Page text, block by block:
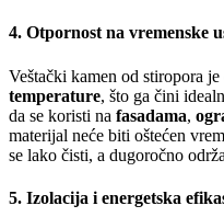
4. Otpornost na vremenske
Veštački kamen od stiropora je
temperature, što ga čini
da se koristi na fasadama,
materijal neće biti oštećen
se lako čisti, a dugoročno
5. Izolacija i energetska